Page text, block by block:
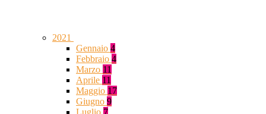
2021
Gennaio 4
Febbraio 4
Marzo 11
Aprile 11
Maggio 17
Giugno 9